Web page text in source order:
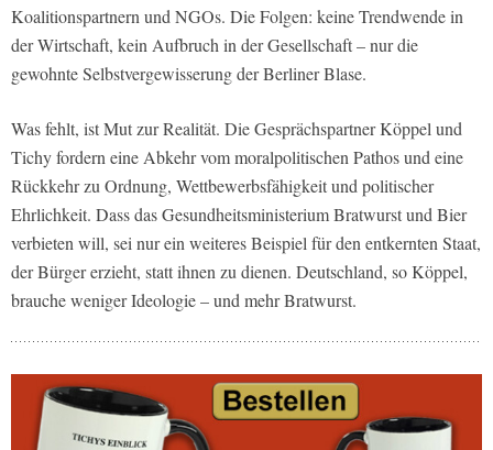
Koalitionspartnern und NGOs. Die Folgen: keine Trendwende in
der Wirtschaft, kein Aufbruch in der Gesellschaft – nur die
gewohnte Selbstvergewisserung der Berliner Blase.
Was fehlt, ist Mut zur Realität. Die Gesprächspartner Köppel und
Tichy fordern eine Abkehr vom moralpolitischen Pathos und eine
Rückkehr zu Ordnung, Wettbewerbsfähigkeit und politischer
Ehrlichkeit. Dass das Gesundheitsministerium Bratwurst und Bier
verbieten will, sei nur ein weiteres Beispiel für den entkernten Staat,
der Bürger erzieht, statt ihnen zu dienen. Deutschland, so Köppel,
brauche weniger Ideologie – und mehr Bratwurst.